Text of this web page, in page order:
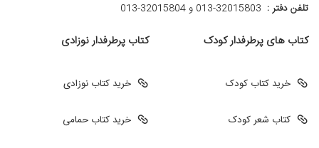
تلفن دفتر : 013-32015803 و 32015804-013
کتاب های پرطرفدار کودک
خرید کتاب کودک
کتاب شعر کودک
کتاب پرطرفدار نوزادی
خرید کتاب نوزادی
خرید کتاب حمامی